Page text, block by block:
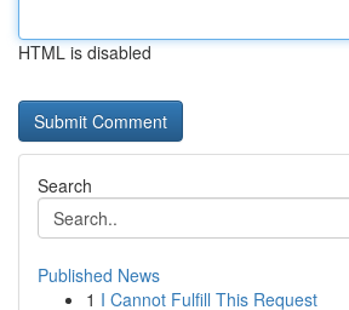
HTML is disabled
Search
Published News
1 I Cannot Fulfill This Request